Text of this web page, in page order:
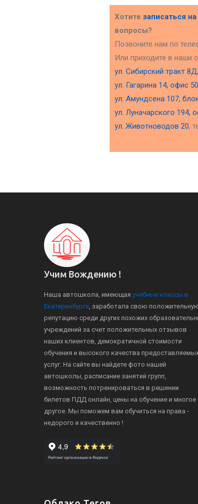
Хотите записаться
вопросы?
Позвоните нам по
Или приходите в наши
ул. Сибирский тракт
ул. Гагарина 14, офис
ул. Амундсена 107,
ул. Луначарского 194,
ул. Животноводов 20,
Учим Вождению !
Наша автошкола, имеющая учебные классы в
Екатеринбурге, заработала свою
репутацию среди других похожих
учреждений за счет положительных отзывов
наших клиентов, демократичной стоимости
обучения и высокого качества
услуг. На сайте вы найдете фото нашей
автошколы, расписание занятий групп,
возможность потренироваться в решении
билетов ПДД онлайн, цены на обучение и многое
другое. Мы поможем вам обучиться на права -
недорого и качественно !